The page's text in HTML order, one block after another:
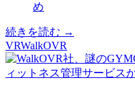
め
続きを読む WalkOVR
徹
底
解
→
VRWalkOVR